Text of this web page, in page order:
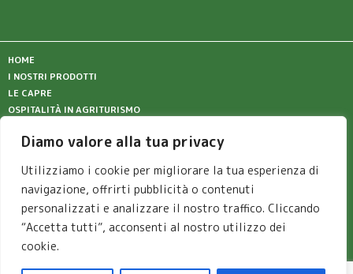
Diamo valore alla tua privacy
Utilizziamo i cookie per migliorare la tua esperienza di
navigazione, offrirti pubblicità o contenuti
personalizzati e analizzare il nostro traffico. Cliccando
“Accetta tutti”, acconsenti al nostro utilizzo dei
cookie.
HOME
I NOSTRI PRODOTTI
LE CAPRE
OSPITALITÀ IN AGRITURISMO
DOVE SIAMO
CONTATTI
NEWS
PRIVACY POLICY
2024 © azienda agricola Corte Merina – località Merina – frazione